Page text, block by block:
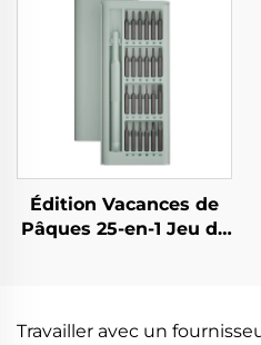
Édition Vacances de
Pâques 25-en-1 Jeu de
Travailler avec un